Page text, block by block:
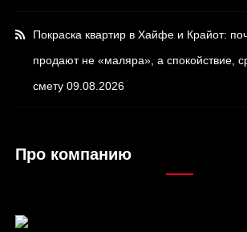
Покраска квартир в Хайфе и Крайот:
продают не «маляра», а спокойствие,
смету 09.08.2026
Про компанию